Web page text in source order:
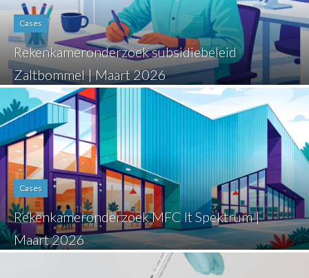
Cases
Rekenkameronderzoek subsidiebeleid
Zaltbommel | Maart 2026
Cases
Rekenkameronderzoek MFC It Spektrum |
Maart 2026